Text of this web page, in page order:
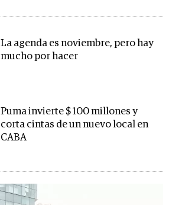
La agenda es noviembre, pero hay
mucho por hacer
Puma invierte $ 100 millones y
corta cintas de un nuevo local en
CABA